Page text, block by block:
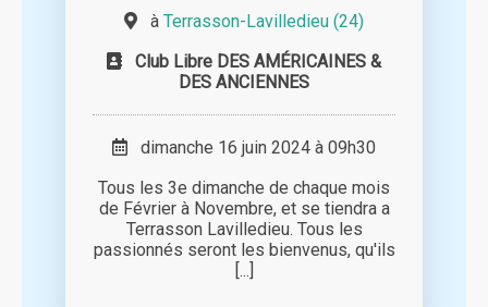
à Terrasson-Lavilledieu (24)
Club Libre DES AMÉRICAINES &
DES ANCIENNES
dimanche 16 juin 2024 à 09h30
Tous les 3e dimanche de chaque mois
de Février à Novembre, et se tiendra a
Terrasson Lavilledieu. Tous les
passionnés seront les bienvenus, qu'ils
[...]